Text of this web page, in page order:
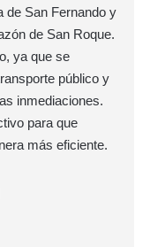
de San Fernando y
de San Roque.
ya que se
público y
inmediaciones.
para que
más eficiente.